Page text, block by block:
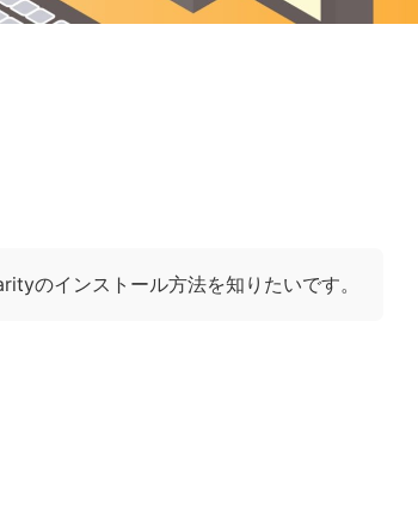
のインストール方法を知りたいです。